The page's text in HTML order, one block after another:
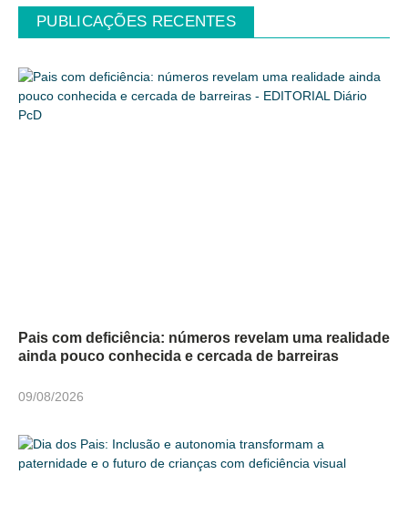
PUBLICAÇÕES RECENTES
Pais com deficiência: números revelam uma realidade
ainda pouco conhecida e cercada de barreiras
09/08/2026